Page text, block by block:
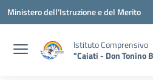
Vai ai contenuti
Vai al menu di navigazione
Vai al footer
Ministero dell'Istruzione e del Merito
Istituto Comprensivo
"Caiati - Don Tonino